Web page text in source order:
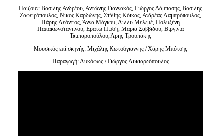
Παίζουν: Βασίλης Ανδρέου, Αντώνης Γιαννακός, Γιώργος Δάμπασης, Βασίλης
Ζαφειρόπουλος, Νίκος Καρδώνης, Στάθης Κόικας, Ανδρέας Λαμπρόπουλος,
Πάρης Λεόντιος, Άννα Μάγκου, Λίλλυ Μελεμέ, Πολυξένη
Παπακωνσταντίνου, Ερατώ Πίσση, Μαρία Σαββίδου, Βιργινία
Ταμπαροπούλου, Άρης Τρουπάκης
Μουσικός επί σκηνής: Μιχάλης Κωτσόγιαννης / Χάρης Μπότσης
Παραγωγή: Λυκόφως / Γιώργος Λυκιαρδόπουλος